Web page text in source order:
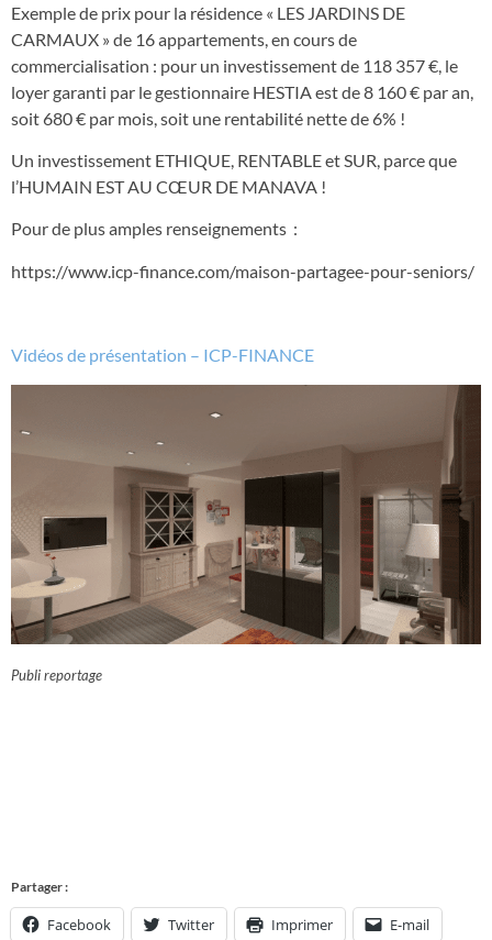
Exemple de prix pour la résidence « LES JARDINS DE
CARMAUX » de 16 appartements, en cours de
commercialisation : pour un investissement de 118 357 €, le
loyer garanti par le gestionnaire HESTIA est de 8 160 € par an,
soit 680 € par mois, soit une rentabilité nette de 6% !
Un investissement ETHIQUE, RENTABLE et SUR, parce que
l’HUMAIN EST AU CŒUR DE MANAVA !
Pour de plus amples renseignements :
https://www.icp-finance.com/maison-partagee-pour-seniors/
Vidéos de présentation – ICP-FINANCE
Publi reportage
Partager :
Facebook Twitter Imprimer E-mail